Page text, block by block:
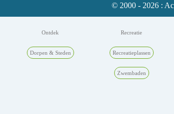
© 2000 - 2026 :
Ontdek
Dorpen & Steden
Recreatie
Recreatieplassen
Zwembaden